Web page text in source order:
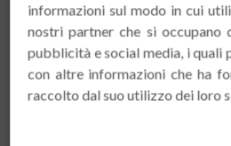
FINO 660 GR. BEYER'S
informazioni sul modo in cui
nostri partner che si occupano
pubblicità e social media, i
con altre informazioni che ha
raccolto dal suo utilizzo dei loro